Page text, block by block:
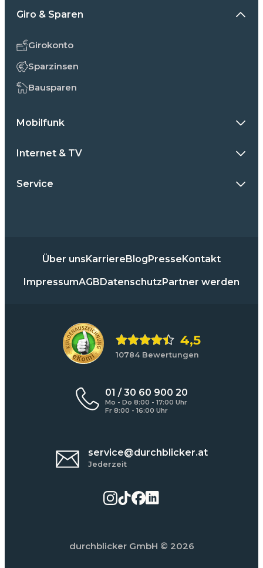
Giro & Sparen
Girokonto
Sparzinsen
Bausparen
Mobilfunk
Internet & TV
Service
Über unsKarriereBlogPresseKontakt
ImpressumAGBDatenschutzPartner werden
4,5
10784 Bewertungen
01 / 30 60 900 20
Mo - Do 8:00 - 17:00 Uhr
Fr 8:00 - 16:00 Uhr
service@durchblicker.at
Jederzeit
durchblicker GmbH © 2026